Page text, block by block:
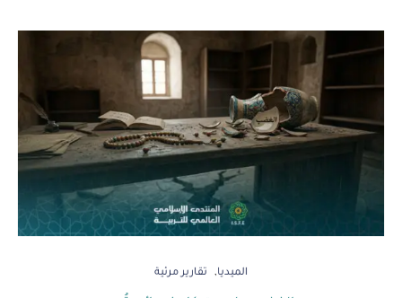
الميديا تقارير مرئية